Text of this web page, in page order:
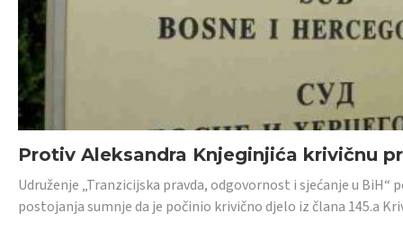
Protiv Aleksandra Knjeginjića krivičnu
Udruženje „Tranzicijska pravda, odgovornost i sjećanje u
postojanja sumnje da je počinio krivično djelo iz člana 145.a